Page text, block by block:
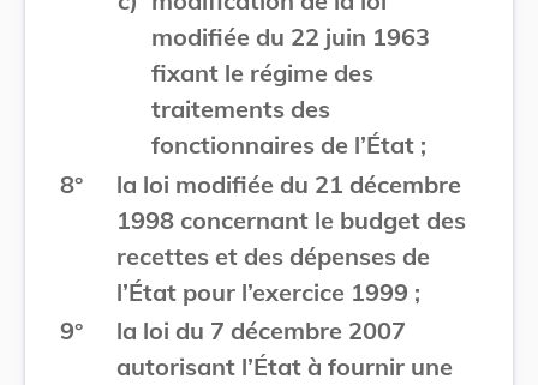
modifiée du 22 juin 1963
fixant le régime des
traitements des
fonctionnaires de l’État ;
8°
la loi modifiée du 21 décembre
1998 concernant le budget des
recettes et des dépenses de
l’État pour l’exercice 1999 ;
9°
la loi du 7 décembre 2007
autorisant l’État à fournir une